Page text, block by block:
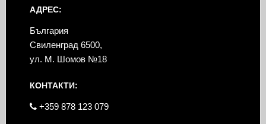
АДРЕС:
България
Свиленград 6500,
ул. М. Шомов №18
КОНТАКТИ:
+359 878 123 079